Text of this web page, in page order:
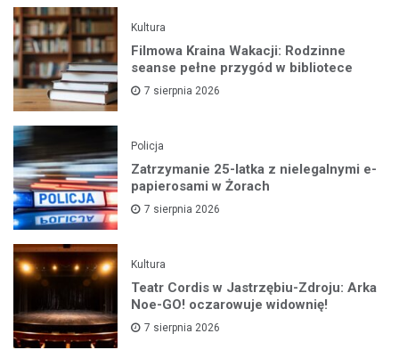
Kultura
Filmowa Kraina Wakacji: Rodzinne
seanse pełne przygód w bibliotece
7 sierpnia 2026
Policja
Zatrzymanie 25-latka z nielegalnymi e-
papierosami w Żorach
7 sierpnia 2026
Kultura
Teatr Cordis w Jastrzębiu-Zdroju: Arka
Noe-GO! oczarowuje widownię!
7 sierpnia 2026